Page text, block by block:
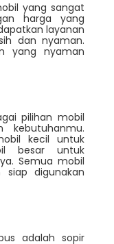
yang sangat
harga yang
layanan
dan nyaman.
yang nyaman
pilihan mobil
kebutuhanmu.
kecil untuk
besar untuk
Semua mobil
digunakan
adalah sopir